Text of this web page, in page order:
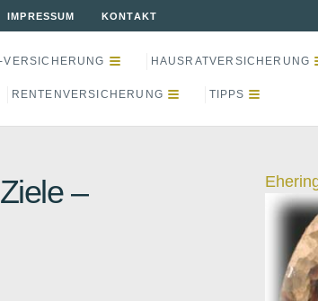
IMPRESSUM KONTAKT
VERSICHERUNG HAUSRATVERSICHERUNG
RENTENVERSICHERUNG TIPPS
–